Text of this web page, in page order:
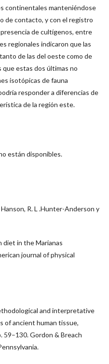
continentales manteniéndose
de contacto, y con el registro
de cultígenos, entre
regionales indicaron que las
de las del oeste como de
que estas dos últimas no
isotópicas de fauna
responder a diferencias de
de la región este.
están disponibles.
Hanson, R. L .Hunter-Anderson y
diet in the Marianas
journal of physical
and interpretative
of ancient human tissue,
59–130. Gordon & Breach